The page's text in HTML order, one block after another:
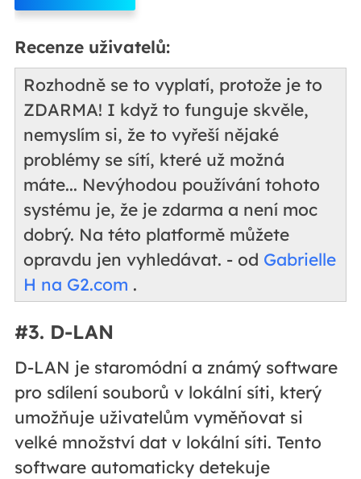
Recenze uživatelů:
Rozhodně se to vyplatí, protože je to
ZDARMA! I když to funguje skvěle,
nemyslím si, že to vyřeší nějaké
problémy se sítí, které už možná
máte... Nevýhodou používání tohoto
systému je, že je zdarma a není moc
dobrý. Na této platformě můžete
opravdu jen vyhledávat. - od Gabrielle
H na G2.com .
#3. D-LAN
D-LAN je staromódní a známý software
pro sdílení souborů v lokální síti, který
umožňuje uživatelům vyměňovat si
velké množství dat v lokální síti. Tento
software automaticky detekuje